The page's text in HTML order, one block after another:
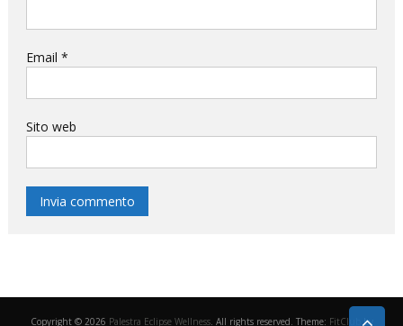
Email *
Sito web
Copyright © 2026 Palestra Eclipse Wellness. All rights reserved. Theme: FitClub by